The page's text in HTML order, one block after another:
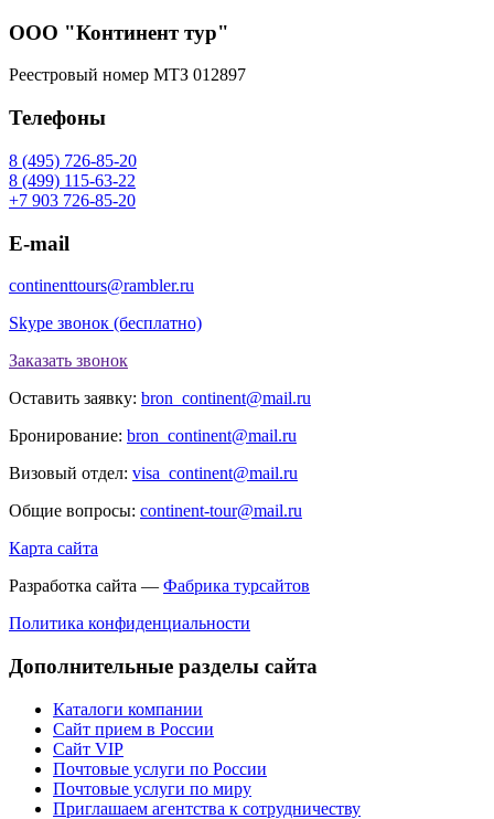
ООО "Континент тур"
Реестровый номер МТЗ 012897
Телефоны
8 (495) 726-85-20
8 (499) 115-63-22
+7 903 726-85-20
E-mail
continenttours@rambler.ru
Skype звонок (бесплатно)
Заказать звонок
Оставить заявку: bron_continent@mail.ru
Бронирование: bron_continent@mail.ru
Визовый отдел: visa_continent@mail.ru
Общие вопросы: continent-tour@mail.ru
Карта сайта
Разработка сайта — Фабрика турсайтов
Политика конфиденциальности
Дополнительные разделы сайта
Каталоги компании
Сайт прием в России
Сайт VIP
Почтовые услуги по России
Почтовые услуги по миру
Приглашаем агентства к сотрудничеству